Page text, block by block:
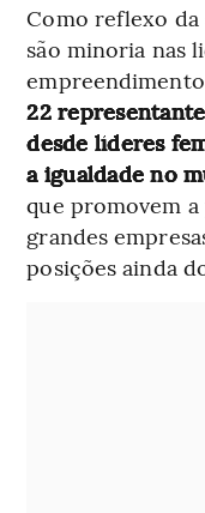
Como reflexo da
são minoria nas
22
desde líderes
a igualdade no
que promovem
grandes
posições ainda